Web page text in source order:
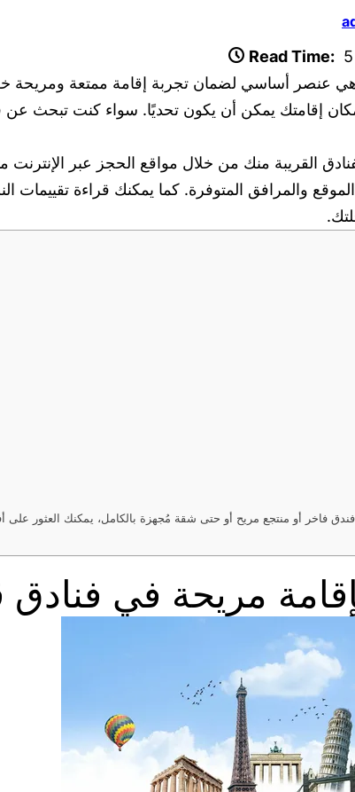
Read Time:
هي عنصر أساسي لضمان تجربة إقامة ممتعة
إقامتك يمكن أن يكون تحديًا. سواء كنت تبحث عن
والمرافق المتوفرة. كما يمكنك قراءة تقييمات
فاخر أو منتجع مريح أو حتى شقة مُجهزة بالكامل، يمكنك العثور على
مريحة في